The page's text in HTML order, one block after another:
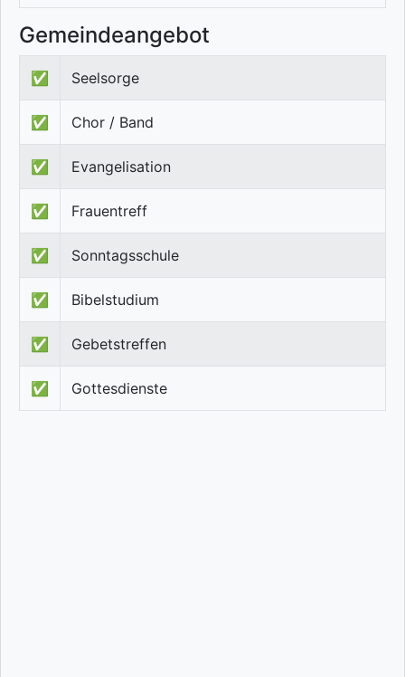
Gemeindeangebot
✅ Seelsorge
✅ Chor / Band
✅ Evangelisation
✅ Frauentreff
✅ Sonntagsschule
✅ Bibelstudium
✅ Gebetstreffen
✅ Gottesdienste